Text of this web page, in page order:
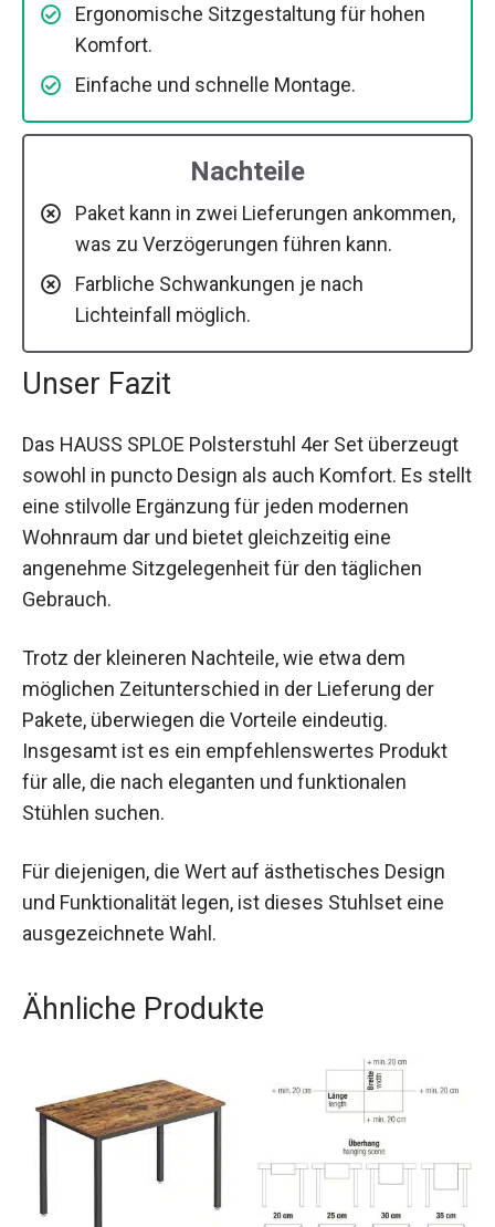
Ergonomische Sitzgestaltung für hohen
Komfort.
Einfache und schnelle Montage.
Nachteile
Paket kann in zwei Lieferungen ankommen,
was zu Verzögerungen führen kann.
Farbliche Schwankungen je nach
Lichteinfall möglich.
Unser Fazit
Das HAUSS SPLOE Polsterstuhl 4er Set überzeugt
sowohl in puncto Design als auch Komfort. Es stellt
eine stilvolle Ergänzung für jeden modernen
Wohnraum dar und bietet gleichzeitig eine
angenehme Sitzgelegenheit für den täglichen
Gebrauch.
Trotz der kleineren Nachteile, wie etwa dem
möglichen Zeitunterschied in der Lieferung der
Pakete, überwiegen die Vorteile eindeutig.
Insgesamt ist es ein empfehlenswertes Produkt
für alle, die nach eleganten und funktionalen
Stühlen suchen.
Für diejenigen, die Wert auf ästhetisches Design
und Funktionalität legen, ist dieses Stuhlset eine
ausgezeichnete Wahl.
Ähnliche Produkte